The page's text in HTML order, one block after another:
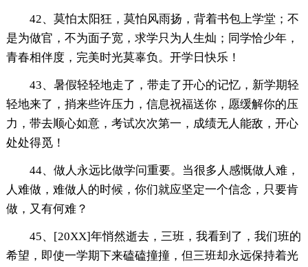
42、莫怕太阳狂，莫怕风雨扬，背着书包上学堂；不
是为做官，不为面子宽，求学只为人生灿；同学恰少年，
青春相伴度，完美时光莫辜负。开学日快乐！
43、暑假轻轻地走了，带走了开心的记忆，新学期轻
轻地来了，捎来些许压力，信息祝福送你，愿缓解你的压
力，带去顺心如意，考试次次第一，成绩无人能敌，开心
处处得觅！
44、做人永远比做学问重要。当很多人感慨做人难，
人难做，难做人的时候，你们就应坚定一个信念，只要肯
做，又有何难？
45、[20XX]年悄然逝去，三班，我看到了，我们班的
希望，即使一学期下来磕磕撞撞，但三班却永远保持着光